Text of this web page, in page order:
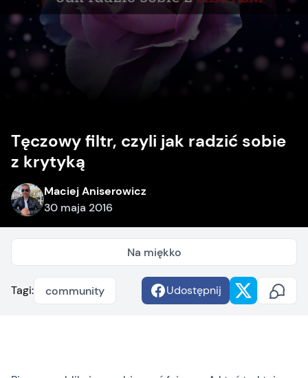
Tęczowy filtr, czyli jak radzić sobie
z krytyką
Maciej Aniserowicz
30 maja 2016
Na miękko
Tagi: community Udostępnij